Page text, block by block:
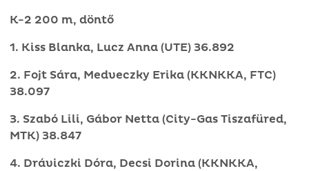
K-2 200 m, döntő
1. Kiss Blanka, Lucz Anna (UTE) 36.892
2. Fojt Sára, Medveczky Erika (KKNKKA, FTC)
38.097
3. Szabó Lili, Gábor Netta (City-Gas Tiszafüred,
MTK) 38.847
4. Dráviczki Dóra, Decsi Dorina (KKNKKA,